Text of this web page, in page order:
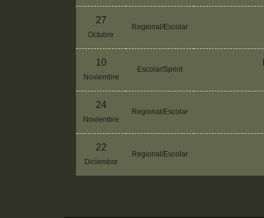
27
Octubre
Regional/Escolar
10
Noviembre
Escolar/Sprint
24
Noviembre
Regional/Escolar
22
Diciembre
Regional/Escolar